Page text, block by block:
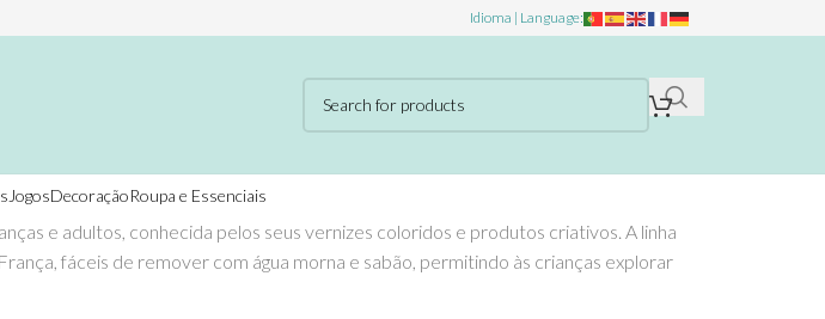
Idioma | Language:
JogosDecoraçãoRoupa e Essenciais
e adultos, conhecida pelos seus vernizes coloridos e produtos criativos. A linha
fáceis de remover com água morna e sabão, permitindo às crianças explorar